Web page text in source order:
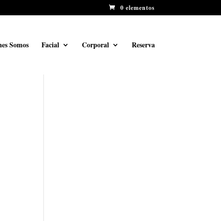
0 elementos
Somos Facial Corporal Reserva